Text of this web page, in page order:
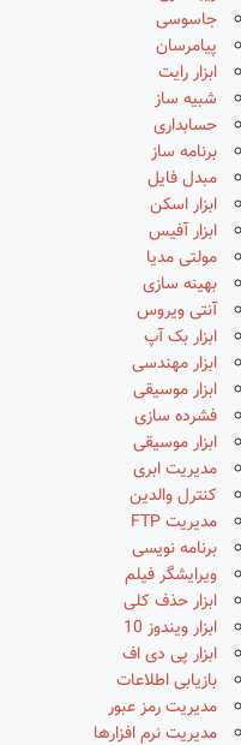
جاسوسی
پیامرسان
ابزار رایت
شبیه ساز
حسابداری
برنامه ساز
مبدل فایل
ابزار اسکن
ابزار آفیس
مولتی مدیا
بهینه سازی
آنتی ویروس
ابزار بک آپ
ابزار مهندسی
ابزار موسیقی
فشرده سازی
ابزار موسیقی
مدیریت ابری
کنترل والدین
مدیریت FTP
برنامه نویسی
ویرایشگر فیلم
ابزار حذف کلی
ابزار ویندوز 10
ابزار پی دی اف
بازیابی اطلاعات
مدیریت رمز عبور
مدیریت نرم افزارها